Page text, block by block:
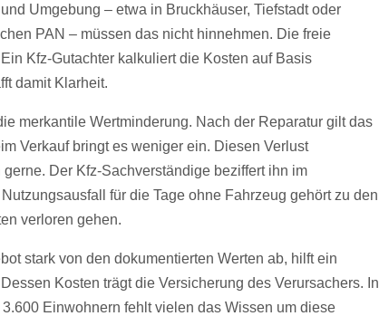
Umgebung – etwa in Bruckhäuser, Tiefstadt oder
PAN – müssen das nicht hinnehmen. Die freie
Kfz-Gutachter kalkuliert die Kosten auf Basis
damit Klarheit.
merkantile Wertminderung. Nach der Reparatur gilt das
Verkauf bringt es weniger ein. Diesen Verlust
Der Kfz-Sachverständige beziffert ihn im
für die Tage ohne Fahrzeug gehört zu den
verloren gehen.
stark von den dokumentierten Werten ab, hilft ein
Kosten trägt die Versicherung des Verursachers. In
Einwohnern fehlt vielen das Wissen um diese